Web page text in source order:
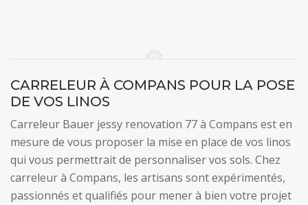
CARRELEUR À COMPANS POUR LA POSE
DE VOS LINOS
Carreleur Bauer jessy renovation 77 à Compans est en
mesure de vous proposer la mise en place de vos linos
qui vous permettrait de personnaliser vos sols. Chez
carreleur à Compans, les artisans sont expérimentés,
passionnés et qualifiés pour mener à bien votre projet